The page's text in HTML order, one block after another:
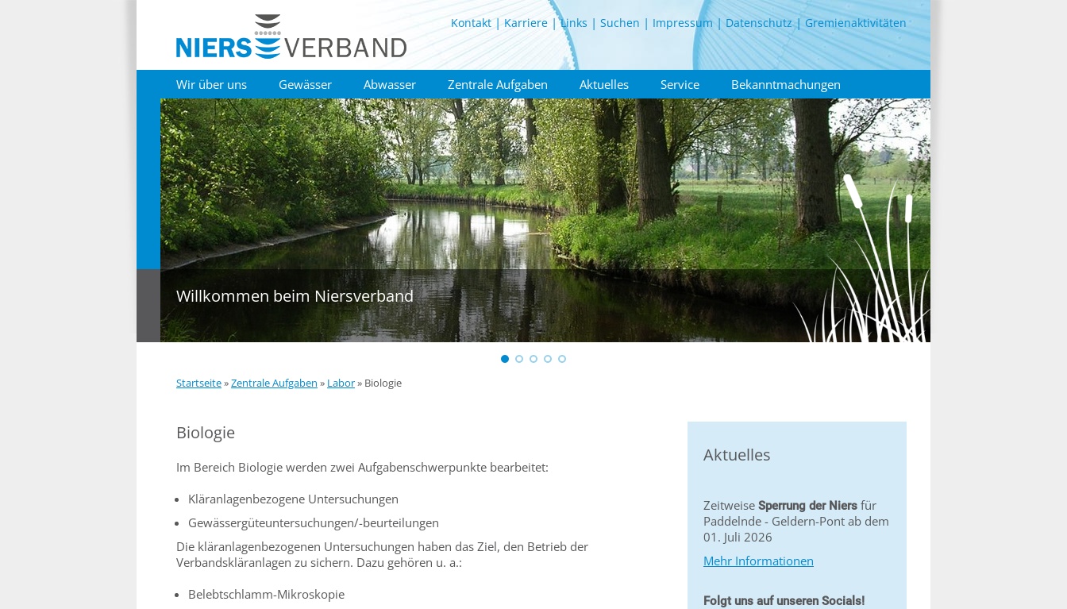
Kontakt Karriere Links Suchen Impressum Datenschutz Gremienaktivitäten
Wir über uns Gewässer Abwasser Zentrale Aufgaben Aktuelles Service Bekanntmachungen
Willkommen beim Niersverband
Startseite»Zentrale Aufgaben » Labor» Biologie
Biologie
Im Bereich Biologie werden zwei Aufgabenschwerpunkte bearbeitet:
Kläranlagenbezogene Untersuchungen
Gewässergüteuntersuchungen/-beurteilungen
Die kläranlagenbezogenen Untersuchungen haben das Ziel, den Betrieb der
Verbandskläranlagen zu sichern. Dazu gehören u. a.:
Belebtschlamm-Mikroskopie
Aktuelles
Zeitweise Sperrung der Niers für
Paddelnde - Geldern-Pont ab dem
01. Juli 2026
Mehr Informationen
Folgt uns auf unseren Socials!